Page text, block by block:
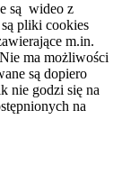
są wideo z
pliki cookies
m.in.
ma możliwości
są dopiero
nie godzi się na
na